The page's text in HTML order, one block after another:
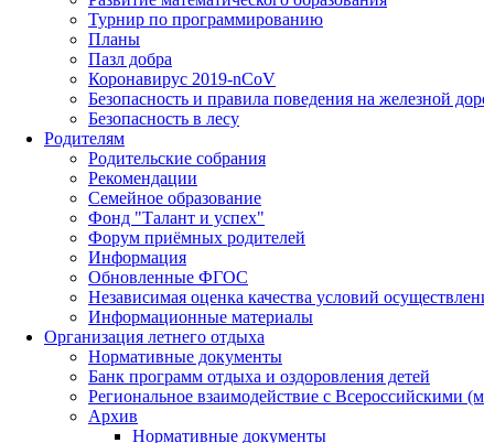
Турнир по программированию
Планы
Пазл добра
Коронавирус 2019-nCoV
Безопасность и правила поведения на железной
Безопасность в лесу
Родителям
Родительские собрания
Рекомендации
Семейное образование
Фонд "Талант и успех"
Форум приёмных родителей
Информация
Обновленные ФГОС
Независимая оценка качества условий
Информационные материалы
Организация летнего отдыха
Нормативные документы
Банк программ отдыха и оздоровления детей
Региональное взаимодействие с Всероссийскими
Архив
Нормативные документы